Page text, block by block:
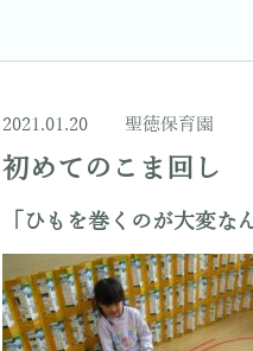
2021.01.20 聖徳保育園
初めてのこま回し
「ひもを巻くのが大変な